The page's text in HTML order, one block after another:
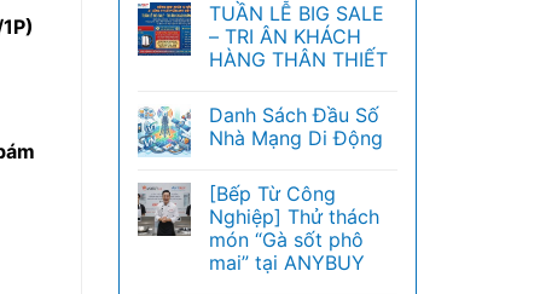
TUẦN LỄ BIG SALE
– TRI ÂN KHÁCH
HÀNG THÂN THIẾT
Danh Sách Đầu Số
Nhà Mạng Di Động
[Bếp Từ Công
Nghiệp] Thử thách
món “Gà sốt phô
mai” tại ANYBUY